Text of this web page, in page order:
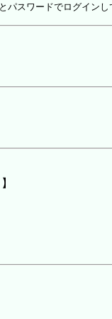
スワードでログインし